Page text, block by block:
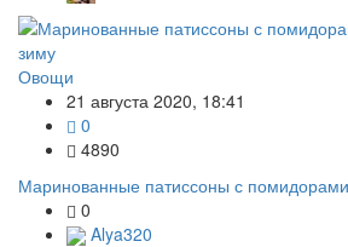
Овощи
21 августа 2020, 18:41
0
4890
Маринованные патиссоны с
0
Alya320